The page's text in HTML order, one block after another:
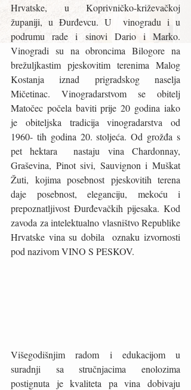
Hrvatske, u Koprivničko-križevačkoj
županiji, u Đurđevcu. U  vinogradu i u
podrumu rade i sinovi Dario i Marko.
Vinogradi su na obroncima Bilogore na
brežuljkastim pjeskovitim terenima Malog
Kostanja iznad prigradskog naselja
Mičetinac. Vinogradarstvom se obitelj
Matočec počela baviti prije 20 godina iako
je obiteljska tradicija vinogradarstva od
1960- tih godina 20. stoljeća. Od grožđa s
pet hektara  nastaju vina Chardonnay,
Graševina, Pinot sivi, Sauvignon i Muškat
Žuti, kojima posebnost pjeskovitih terena
daje posebnost, eleganciju, mekoću i
prepoznatljivost Đurđevačkih pijesaka. Kod
zavoda za intelektualno vlasništvo Republike
Hrvatske vina su dobila  oznaku izvornosti
pod nazivom VINO S PESKOV.
Višegodišnjim radom i edukacijom u
suradnji sa stručnjacima enolozima
postignuta je kvaliteta pa vina dobivaju